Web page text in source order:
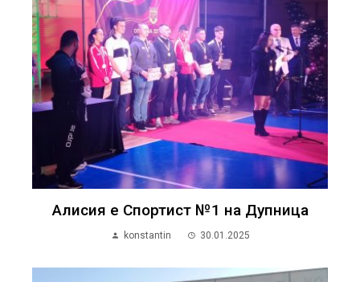
Алисия е Спортист №1 на Дупница
konstantin 30.01.2025